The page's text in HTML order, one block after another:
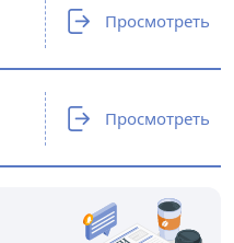
Просмотреть
Просмотреть